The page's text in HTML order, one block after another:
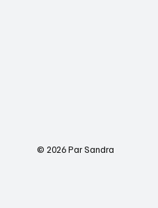
© 2026 Par Sandra